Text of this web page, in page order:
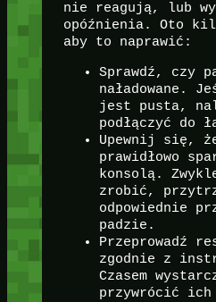
nie reagują, lub
opóźnienia. Oto
aby to naprawić:
Sprawdź, czy
naładowane.
jest pusta,
podłączyć do
Upewnij się,
prawidłowo
konsolą.
zrobić,
odpowiednie
padzie.
Przeprowadź
zgodnie z
Czasem
przywrócić ich